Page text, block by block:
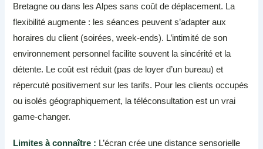
Bretagne ou dans les Alpes sans coût de déplacement. La
flexibilité augmente : les séances peuvent s’adapter aux
horaires du client (soirées, week-ends). L’intimité de son
environnement personnel facilite souvent la sincérité et la
détente. Le coût est réduit (pas de loyer d’un bureau) et
répercuté positivement sur les tarifs. Pour les clients occupés
ou isolés géographiquement, la téléconsultation est un vrai
game-changer.
Limites à connaître : L’écran crée une distance sensorielle